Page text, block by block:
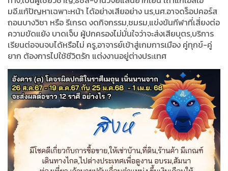
มอี.แก้ปัญหาเฉพาะหน้า ได้อย่างเสียอย่าง นร,นศ.อาจดร็อปคอร์ส
ถอนบางวิชา หรือ รีเกรด งดกิจกรรม,ชมรม,แข่งขันกีฬาที่เสี่ยงต่อ
ความขัดแย้ง บาดเจ็บ ผู้ปกครองไม่มั่นใจว่าจะส่งเสียบุตร,บริการ
เรียนต่อจนจบได้หรือไม่ ครู,อาจารย์เข้าสู่เกมการเมือง คู่ทุกข์-คู่
ยาก ต้องการไปใช้ชีวิตรัก แต่งงานอยู่ต่างประเทศ